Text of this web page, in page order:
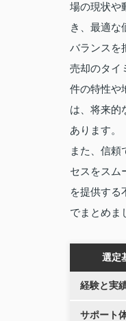
場の現状や
き、最適な
バランスを
売却のタイ
件の特性や
は、将来的
あります。
また、信頼
セスをスム
を提供する
でまとめま
選定
経験と実
サポート